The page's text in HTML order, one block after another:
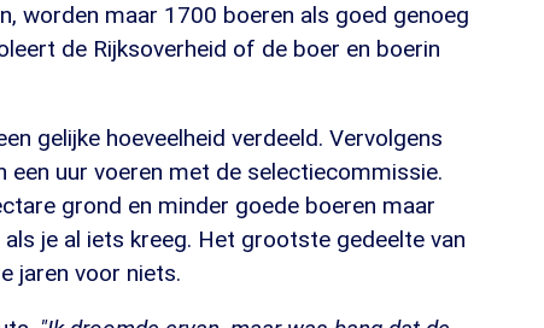
worden maar 1700 boeren als goed genoeg
de Rijksoverheid of de boer en boerin
gelijke hoeveelheid verdeeld. Vervolgens
uur voeren met de selectiecommissie.
grond en minder goede boeren maar
je al iets kreeg. Het grootste gedeelte van
jaren voor niets.